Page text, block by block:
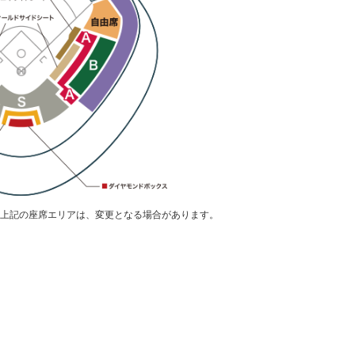
記の座席エリアは、変更となる場合があります。